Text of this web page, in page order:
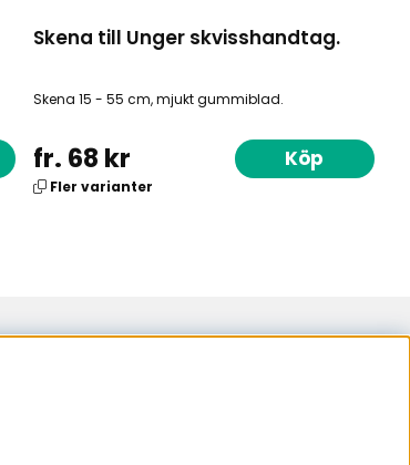
Skena till Unger skvisshandtag.
Skena 15 - 55 cm, mjukt gummiblad.
fr. 68 kr
Fler varianter
Köp